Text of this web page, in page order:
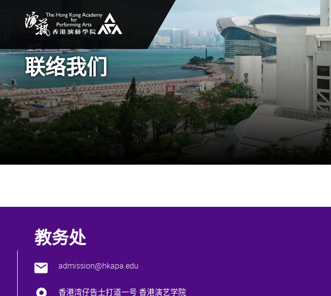
主页
联络我们
教务处
admission@hkapa.edu
香港湾仔告士打道一号 香港演艺学院